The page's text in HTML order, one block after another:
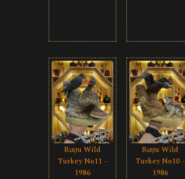
Rượu Wild
Turkey No11 -
1986
Rượu Wild
Turkey No10 -
1986